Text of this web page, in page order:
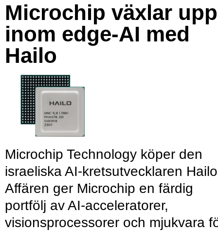
Microchip växlar upp
inom edge-AI med
Hailo
Microchip Technology köper den
israeliska AI-kretsutvecklaren
Affären ger Microchip en färdig
portfölj av AI-acceleratorer,
visionsprocessorer och mjukvara